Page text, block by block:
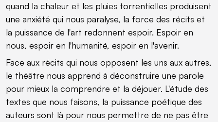
quand la chaleur et les pluies torrentielles produisent
une anxiété qui nous paralyse, la force des récits et
la puissance de l'art redonnent espoir. Espoir en
nous, espoir en l'humanité, espoir en l'avenir.
Face aux récits qui nous opposent les uns aux autres,
le théâtre nous apprend à déconstruire une parole
pour mieux la comprendre et la déjouer. L'étude des
textes que nous faisons, la puissance poétique des
auteurs sont là pour nous permettre de ne pas être